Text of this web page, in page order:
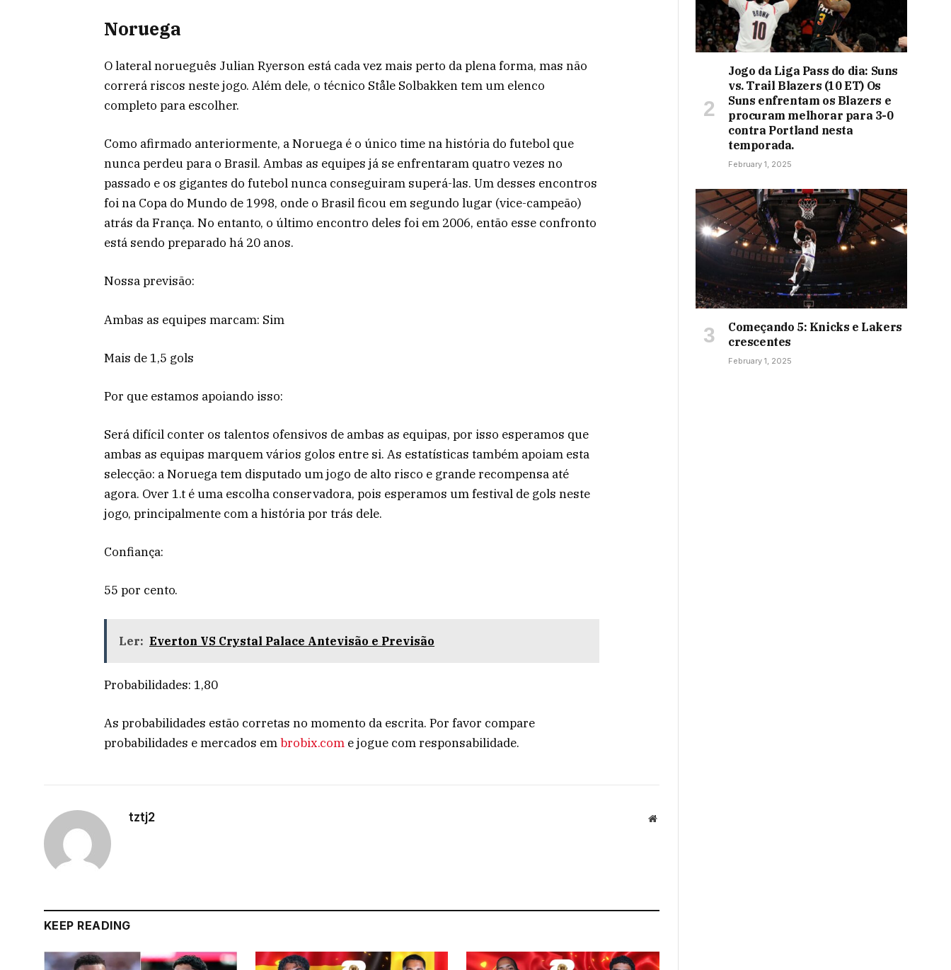
Noruega
O lateral norueguês Julian Ryerson está cada vez mais perto da plena forma, mas não
correrá riscos neste jogo. Além dele, o técnico Ståle Solbakken tem um elenco
completo para escolher.
Como afirmado anteriormente, a Noruega é o único time na história do futebol que
nunca perdeu para o Brasil. Ambas as equipes já se enfrentaram quatro vezes no
passado e os gigantes do futebol nunca conseguiram superá-las. Um desses encontros
foi na Copa do Mundo de 1998, onde o Brasil ficou em segundo lugar (vice-campeão)
atrás da França. No entanto, o último encontro deles foi em 2006, então esse confronto
está sendo preparado há 20 anos.
Nossa previsão:
Ambas as equipes marcam: Sim
Mais de 1,5 gols
Por que estamos apoiando isso:
Será difícil conter os talentos ofensivos de ambas as equipas, por isso esperamos que
ambas as equipas marquem vários golos entre si. As estatísticas também apoiam esta
selecção: a Noruega tem disputado um jogo de alto risco e grande recompensa até
agora. Over 1.t é uma escolha conservadora, pois esperamos um festival de gols neste
jogo, principalmente com a história por trás dele.
Confiança:
55 por cento.
Ler: Everton VS Crystal Palace Antevisão e Previsão
Probabilidades: 1,80
As probabilidades estão corretas no momento da escrita. Por favor compare
probabilidades e mercados embrobix.com e jogue com responsabilidade.
tztj2 Website
KEEP READING
Jogo da Liga Pass do dia: Suns
vs. Trail Blazers (10 ET) Os
Suns enfrentam os Blazers e
procuram melhorar para 3-0
contra Portland nesta
temporada.
February 1, 2025
Começando 5: Knicks e Lakers
crescentes
February 1, 2025